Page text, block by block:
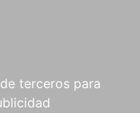
terceros para